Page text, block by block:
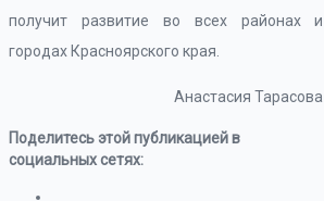
получит развитие во всех районах и
городах Красноярского края.
Анастасия Тарасова
Поделитесь этой публикацией в
социальных сетях: